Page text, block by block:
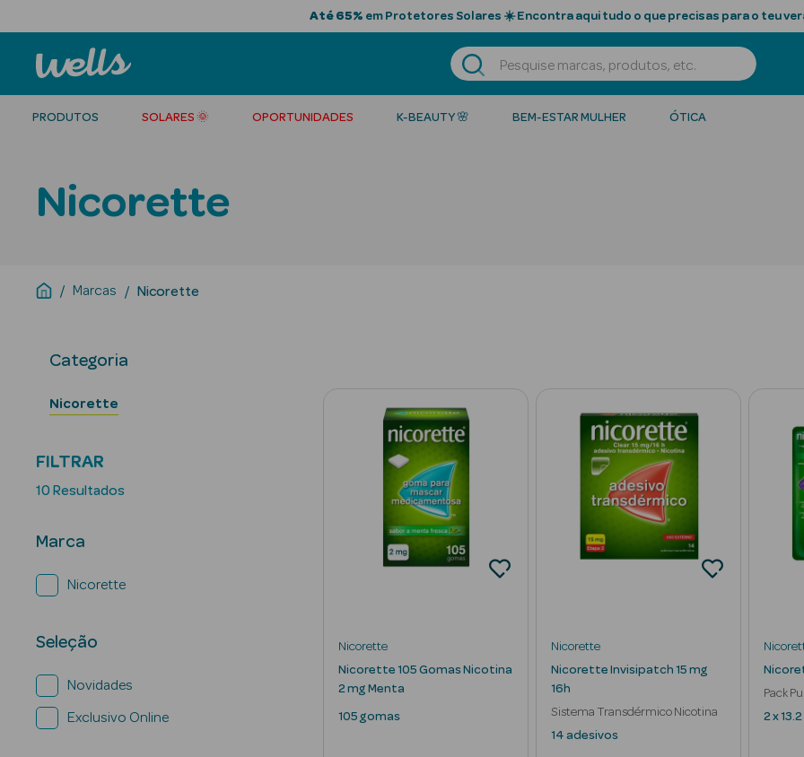
Até 65% em Protetores Solares ☀️ Encontra aqui tudo o que precisas para o teu
PRODUTOS SOLARES 🌞 OPORTUNIDADES K-BEAUTY 🌸 BEM-ESTAR MULHER ÓTICA
Nicorette
Marcas Nicorette
Categoria
Nicorette
FILTRAR
10 Resultados
Marca
Nicorette
Seleção
Novidades
Exclusivo Online
Nicorette
Nicorette 105 Gomas Nicotina
2 mg Menta
105 gomas
Nicorette
Nicorette Invisipatch 15 mg
16h
Sistema Transdérmico Nicotina
14 adesivos
Pack
2 x